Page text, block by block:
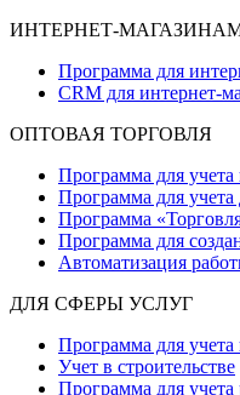
ИНТЕРНЕТ-
Программа для
CRM для интернет-
ОПТОВАЯ ТОРГОВЛЯ
Программа для
Программа для учета
Программа
Программа для
Автоматизация
ДЛЯ СФЕРЫ УСЛУГ
Программа для
Учет в строительстве
Программа для учета